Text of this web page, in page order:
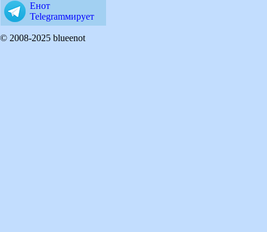
Енот
Telegramмирует
© 2008-2025 blueenot